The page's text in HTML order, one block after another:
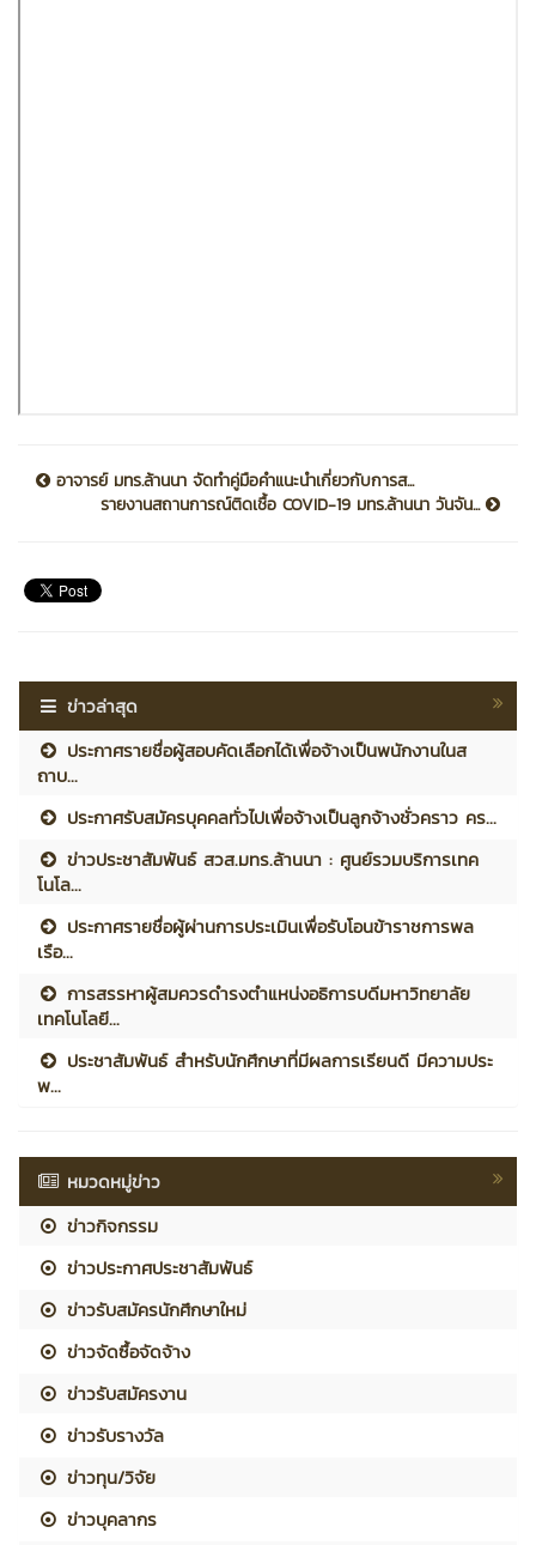
อาจารย์ มทร.ล้านนา จัดทำคู่มือคำแนะนำเกี่ยวกับการส...
รายงานสถานการณ์ติดเชื้อ COVID-19 มทร.ล้านนา วันจัน...
ข่าวล่าสุด
ประกาศรายชื่อผู้สอบคัดเลือกได้เพื่อจ้างเป็นพนักงานในส
ถาบ...
ประกาศรับสมัครบุคคลทั่วไปเพื่อจ้างเป็นลูกจ้างชั่วคราว คร...
ข่าวประชาสัมพันธ์ สวส.มทร.ล้านนา : ศูนย์รวมบริการเทค
โนโล...
ประกาศรายชื่อผู้ผ่านการประเมินเพื่อรับโอนข้าราชการพล
เรือ...
การสรรหาผู้สมควรดำรงตำแหน่งอธิการบดีมหาวิทยาลัย
เทคโนโลยี...
ประชาสัมพันธ์ สำหรับนักศึกษาที่มีผลการเรียนดี มีความประ
พ...
หมวดหมู่ข่าว
ข่าวกิจกรรม
ข่าวประกาศประชาสัมพันธ์
ข่าวรับสมัครนักศึกษาใหม่
ข่าวจัดซื้อจัดจ้าง
ข่าวรับสมัครงาน
ข่าวรับรางวัล
ข่าวทุน/วิจัย
ข่าวบุคลากร